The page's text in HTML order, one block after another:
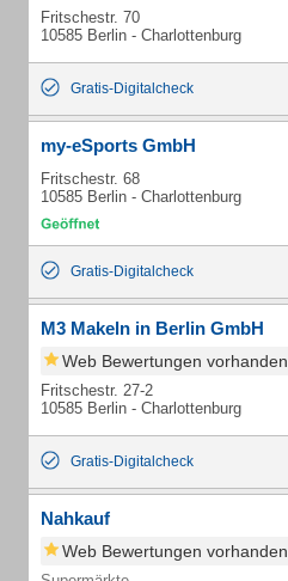
Fritschestr. 70
10585 Berlin - Charlottenburg
Gratis-Digitalcheck
my-eSports GmbH
Fritschestr. 68
10585 Berlin - Charlottenburg
Gratis-Digitalcheck
M3 Makeln in Berlin GmbH
Web Bewertungen vorhanden
Fritschestr. 27-2
10585 Berlin - Charlottenburg
Gratis-Digitalcheck
Nahkauf
Web Bewertungen vorhanden